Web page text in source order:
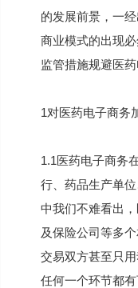
的发展前景，一
商业模式的出现
监管措施规避医
1对医药电子商务
1.1医药电子商务
行、药品生产单
中我们不难看出
及保险公司等多
交易双方甚至只
任何一个环节都